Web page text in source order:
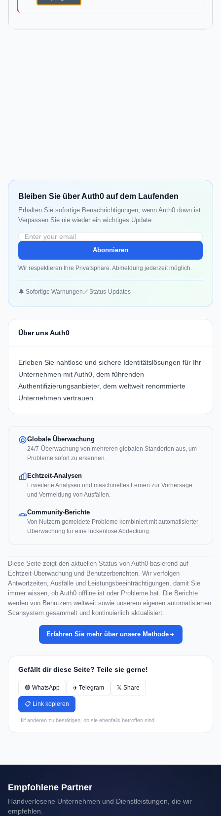
Bleiben Sie über Auth0 auf dem Laufenden
Erhalten Sie sofortige Benachrichtigungen, wenn Auth0 down ist.
Verpassen Sie nie wieder ein wichtiges Update.
Abonnieren
Wir respektieren Ihre Privatsphäre. Abmeldung jederzeit möglich.
🔔 Sofortige Warnungen✅ Status-Updates
Über uns Auth0
Erleben Sie nahtlose und sichere Identitätslösungen für Ihr
Unternehmen mitAuth0, dem führenden
Authentifizierungsanbieter, dem weltweit renommierte
Unternehmen vertrauen.
Globale Überwachung
24/7-Überwachung von mehreren globalen Standorten aus, um
Probleme sofort zu erkennen.
Echtzeit-Analysen
Erweiterte Analysen und maschinelles Lernen zur Vorhersage
und Vermeidung von Ausfällen.
Community-Berichte
Von Nutzern gemeldete Probleme kombiniert mit automatisierter
Überwachung für eine lückenlose Abdeckung.
Diese Seite zeigt den aktuellen Status von Auth0 basierend auf
Echtzeit-Überwachung und Benutzerberichten. Wir verfolgen
Antwortzeiten, Ausfälle und Leistungsbeeinträchtigungen, damit Sie
immer wissen, ob Auth0 offline ist oder Probleme hat. Die Berichte
werden von Benutzern weltweit sowie unserem eigenen automatisierten
Scansystem gesammelt und kontinuierlich aktualisiert.
Erfahren Sie mehr über unsere Methode
Gefällt dir diese Seite? Teile sie gerne!
🟢 WhatsApp ✈️ Telegram 𝕏 Share
📋 Link kopieren
Hilf anderen zu bestätigen, ob sie ebenfalls betroffen sind.
Empfohlene Partner
Handverlesene Unternehmen und Dienstleistungen, die wir
empfehlen.